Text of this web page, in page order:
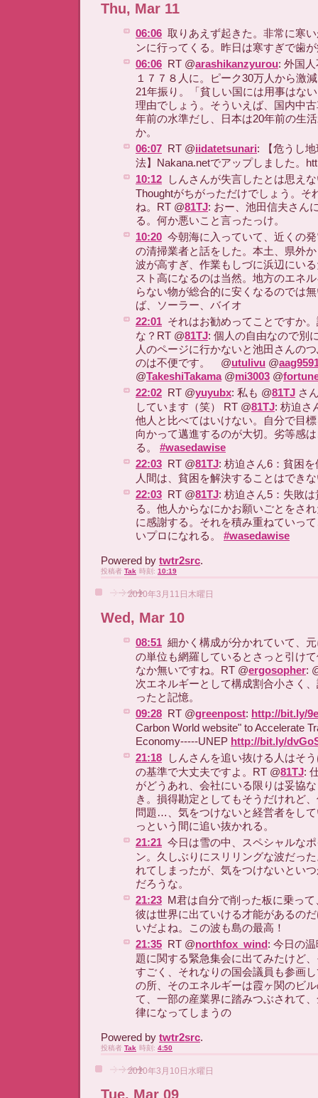
Thu, Mar 11
06:06 取りあえず起きた。非常に寒
ンに行ってくる。昨日は寒すぎで歯
06:06 RT @arashikanzyurou: 外国
１７７８人に。ピーク30万人から激
21年振り。「貧しい国には用事はな
理由でしょう。そういえば、国内中
年前の水準だし、日本は20年前の生
か。
06:07 RT @iidatetsunari: 【危うし
法】Nakana.netでアップしました。
10:12
しんさんが失言したとは思え
Thoughtがちがっただけでしょう。そ
ね。RT @81TJ: おー、池田信夫さん
る。何か悪いこと言ったっけ。
10:20 今朝海に入っていて、近くの
の清掃業者と話をした。本土、県外
波が高すぎ、作業もしづに浜辺にい
スト高になるのは当然。地方のエネ
らない物が総合的に安くなるのでは
ば、ソーラー、バイオ
22:01 それはお勧めってことですか
な？RT @81TJ: 個人の自由なので別
人のページに行かないと池田さんの
のは不便です。 @utulivu @
@TakeshiTakama@mi3003 @
22:02 RT @yuyubx: 私も @81TJ さ
しています（笑） RT @81TJ: 枋迫さ
他人と比べてはいけない。自分で目
向かって邁進するのが大切。劣等感
る。 #wasedawise
22:03 RT @81TJ: 枋迫さん6：貧困
人間は、貧困を解決することはでき
22:03 RT @81TJ: 枋迫さん5：失敗
る。他人からなにかお願いごとをさ
に感謝する。それを積み重ねていっ
いプロになれる。 #wasedawise
Powered by twtr2src.
投稿者 Tak 時刻: 10:19
2010年3月11日木曜日
Wed, Mar 10
08:51 細かく構成が分かれていて、
の単位も網羅しているとさっと引け
なか無いですね。RT @ergosopher:
次エネルギーとして構成割合小さく
ったと記憶。
09:28 RT @greenpost: http://bit.ly/
Carbon World website" to Accelerate
Economy-----UNEP http://bit.ly/
21:18
しんさんを追い抜ける人はそ
の基準で大丈夫ですよ。RT @81TJ:
がどうあれ、会社にいる限りは妥協
き。損得勘定としてもそうだけれど
問題…、気をつけないと経営者をし
っという間に追い抜かれる。
21:21 今日は雪の中、スペシャルな
ン。久しぶりにスリリングな波だっ
れてしまったが、気をつけないとい
だろうな。
21:23 M君は自分で削った板に乗っ
彼は世界に出ていける才能があるの
いだよね。この波も島の最高！
21:35 RT @northfox_wind: 今日の
題に関する緊急集会に出てみたけど
すごく、それなりの国会議員も参画
の所、そのエネルギーは霞ヶ関のビ
て、一部の産業界に踏みつぶされて
律になってしまうの
Powered by twtr2src.
投稿者 Tak 時刻: 4:50
2010年3月10日水曜日
Tue, Mar 09